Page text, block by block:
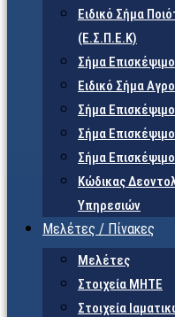
Ειδικό Σήμα
(Ε.Σ.Π.Ε.Κ)
Σήμα
Ειδικό Σήμα
Σήμα
Σήμα
Σήμα
Κώδικας
Υπηρεσιών
Μελέτες / Πίνακες
Μελέτες
Στοιχεία ΜΗΤΕ
Στοιχεία